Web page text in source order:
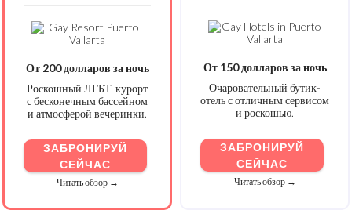
От 200 долларов за ночь
Роскошный ЛГБТ-курорт
с бесконечным бассейном
и атмосферой вечеринки.
ЗАБРОНИРУЙ
СЕЙЧАС
Читать обзор →
От 150 долларов за ночь
Очаровательный бутик-
отель с отличным сервисом
и роскошью.
ЗАБРОНИРУЙ
СЕЙЧАС
Читать обзор →